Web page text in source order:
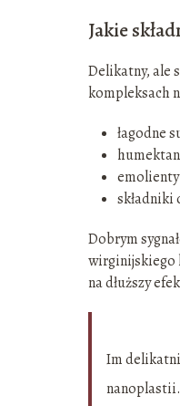
Jakie
Delikatny, ale
kompleksach
łagodne
emolienty
składniki
Dobrym
wirginijskiego
na dłuższy
Im
nanoplastii.